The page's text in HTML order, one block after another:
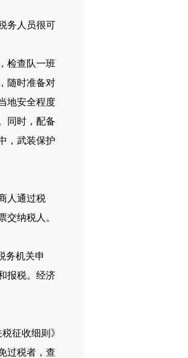
务人员很可
检查队一班
随时准备对
地安全程度
同时，配备
，武装保护
人通过税
纳税人。
务机关申
报税。经济
征收细则》
过税者，查